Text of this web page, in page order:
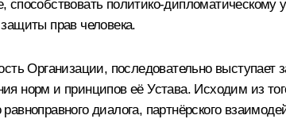
политико­-дипломатическому
прав человека.
Организации, последовательно выступает
норм и принципов её Устава. Исходим из
диалога, партнёрского